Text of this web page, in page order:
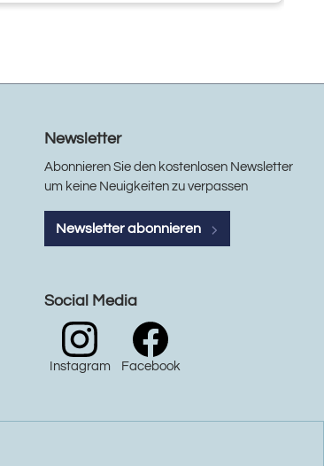
Newsletter
Abonnieren Sie den kostenlosen Newsletter
um keine Neuigkeiten zu verpassen
Newsletter abonnieren
Social Media
Instagram Facebook